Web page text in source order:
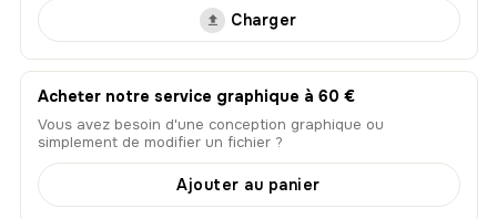
Charger
Acheter notre service graphique à 60 €
Vous avez besoin d'une conception graphique ou
simplement de modifier un fichier ?
Ajouter au panier